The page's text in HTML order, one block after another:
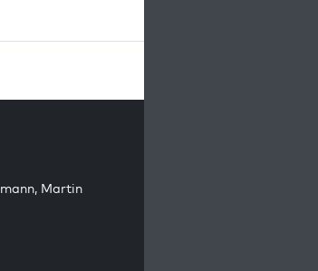
, Martin